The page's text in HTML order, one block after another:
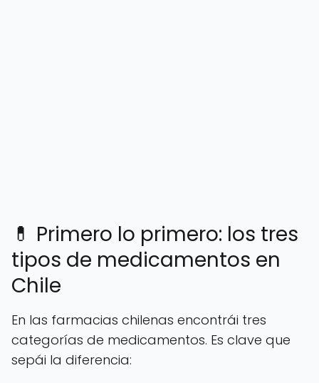
💊 Primero lo primero: los tres
tipos de medicamentos en
Chile
En las farmacias chilenas encontrái tres
categorías de medicamentos. Es clave que
sepái la diferencia: